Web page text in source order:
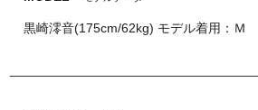
黒崎澪音(175cm/62kg) モデル着用：Ｍ